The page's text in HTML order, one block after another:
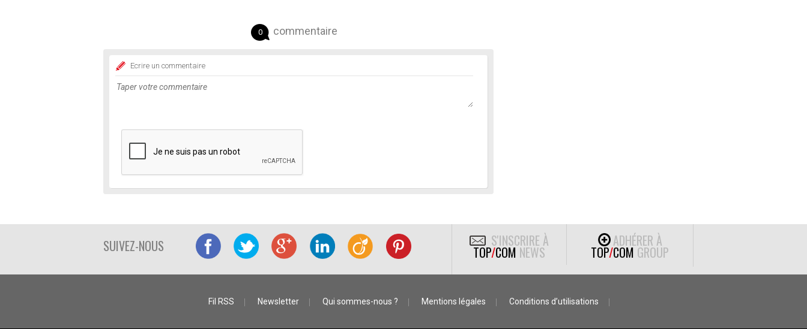
0 commentaire
Ecrire un commentaire
SUIVEZ-NOUS S'INSCRIRE À
TOP/COM NEWS
ADHÉRER À
TOP/COM GROUP
Fil RSS Newsletter Qui sommes-nous ? Mentions légales Conditions d’utilisations